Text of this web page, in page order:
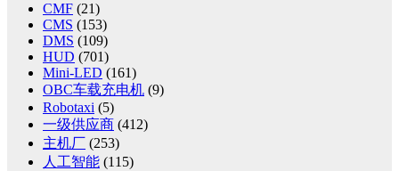
CMF (21)
CMS (153)
DMS (109)
HUD (701)
Mini-LED (161)
OBC车载充电机 (9)
Robotaxi (5)
一级供应商 (412)
主机厂 (253)
人工智能 (115)